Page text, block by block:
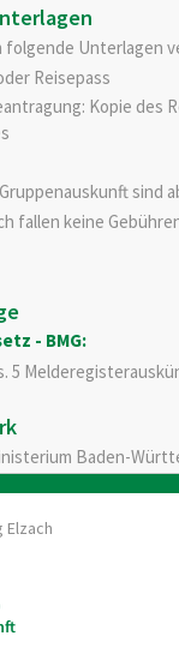
folgende Unterlagen
Reisepass
Kopie des
sind
fallen keine
- BMG:
5
Baden-